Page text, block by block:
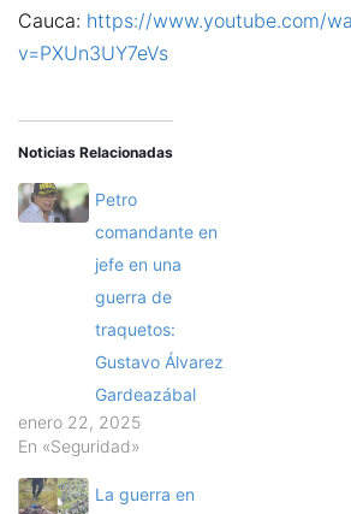
Cauca: https://www.youtube.com/
v=PXUn3UY7eVs
Noticias Relacionadas
Petro
comandante en
jefe en una
guerra de
traquetos:
Gustavo Álvarez
Gardeazábal
enero 22, 2025
En «Seguridad»
La guerra en